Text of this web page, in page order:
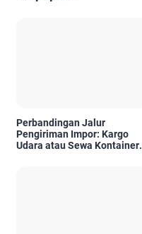
Perbandingan Jalur
Pengiriman Impor: Kargo
Udara atau Sewa Kontainer